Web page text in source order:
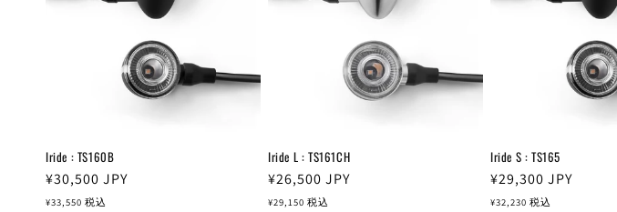
Iride : TS160B
通
常
¥30,500 JPY
¥33,550 税込
Iride L : TS161CH
通
常
¥26,500 JPY
¥29,150 税込
Iride S : TS165
通
常
¥29,300 JPY
¥32,230 税込